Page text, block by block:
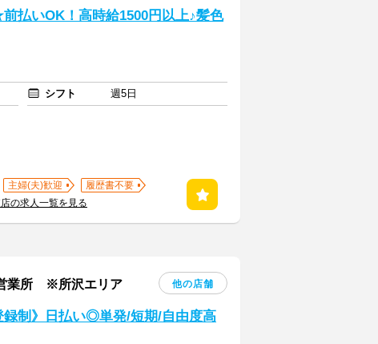
払いOK！高時給1500円以上♪髪色
シフト
週5日
主婦(夫)歓迎
履歴書不要
の求人一覧を見る
業所 ※所沢エリア 他の店舗
録制》日払い◎単発/短期/自由度高